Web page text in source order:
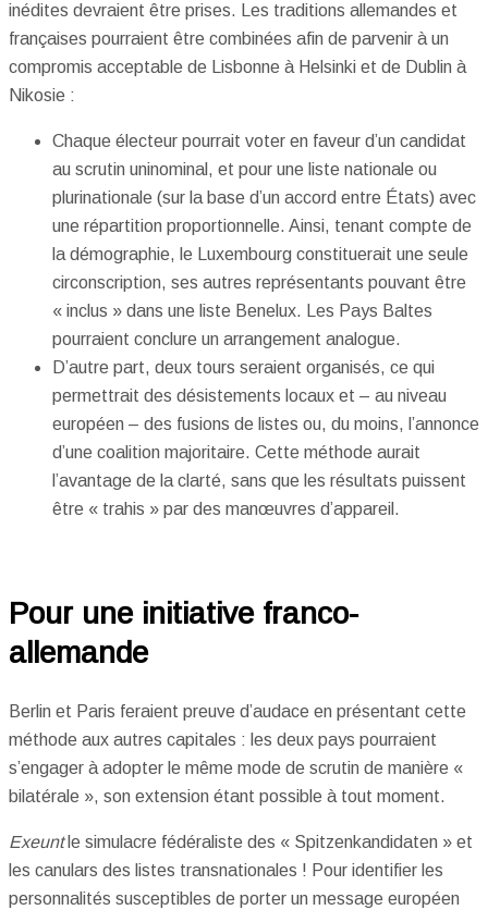
inédites devraient être prises. Les traditions allemandes et
françaises pourraient être combinées afin de parvenir à un
compromis acceptable de Lisbonne à Helsinki et de Dublin à
Nikosie :
Chaque électeur pourrait voter en faveur d’un candidat
au scrutin uninominal, et pour une liste nationale ou
plurinationale (sur la base d’un accord entre États) avec
une répartition proportionnelle. Ainsi, tenant compte de
la démographie, le Luxembourg constituerait une seule
circonscription, ses autres représentants pouvant être
« inclus » dans une liste Benelux. Les Pays Baltes
pourraient conclure un arrangement analogue.
D’autre part, deux tours seraient organisés, ce qui
permettrait des désistements locaux et – au niveau
européen – des fusions de listes ou, du moins, l’annonce
d’une coalition majoritaire. Cette méthode aurait
l’avantage de la clarté, sans que les résultats puissent
être « trahis » par des manœuvres d’appareil.
Pour une initiative franco-
allemande
Berlin et Paris feraient preuve d’audace en présentant cette
méthode aux autres capitales : les deux pays pourraient
s’engager à adopter le même mode de scrutin de manière «
bilatérale », son extension étant possible à tout moment.
Exeuntle simulacre fédéraliste des « Spitzenkandidaten » et
les canulars des listes transnationales ! Pour identifier les
personnalités susceptibles de porter un message européen